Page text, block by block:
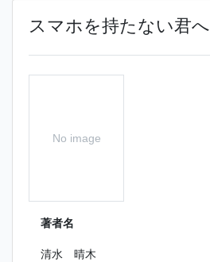
スマホを持たない君へ
No image
著者名
清水 晴木